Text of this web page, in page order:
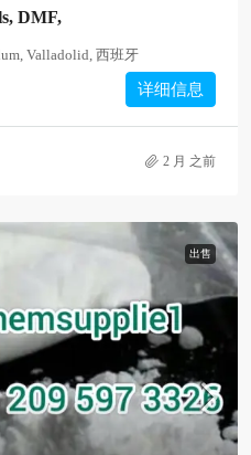
DMF,
Valladolid, 西班牙
详细信息
2 月 之前
出售